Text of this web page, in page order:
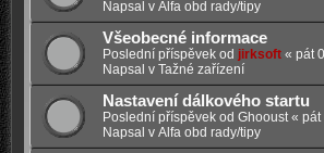
Napsal v Alfa obd rady/tipy
Všeobecné informace
Poslední příspěvek od jirksoft« pát
Napsal v Tažné zařízení
Nastavení dálkového startu
Poslední příspěvek od Ghooust« pát
Napsal v Alfa obd rady/tipy